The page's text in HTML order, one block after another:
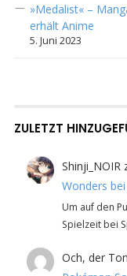
»Medalist« –
erhält Anime
5. Juni 2023
ZULETZT
Shinji_NOIR
Wonders
Um auf den
Spielzeit bei
Och, der